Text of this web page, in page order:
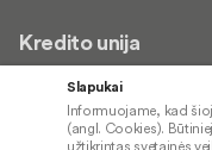
Kredito unija
Apie mus
Kontaktai
Slapukai
Informuojame, kad
(angl. Cookies).
užtikrintas svetainės